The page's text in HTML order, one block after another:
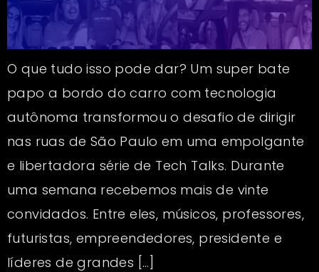
O que tudo isso pode dar? Um super bate
papo a bordo do carro com tecnologia
autônoma transformou o desafio de dirigir
nas ruas de São Paulo em uma empolgante
e libertadora série de Tech Talks. Durante
uma semana recebemos mais de vinte
convidados. Entre eles, músicos, professores,
futuristas, empreendedores, presidente e
líderes de grandes […]